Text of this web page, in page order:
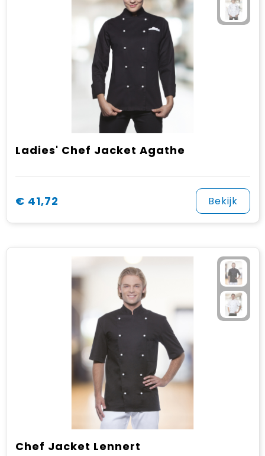
Ladies' Chef Jacket Agathe
€ 41,72 Bekijk
Chef Jacket Lennert